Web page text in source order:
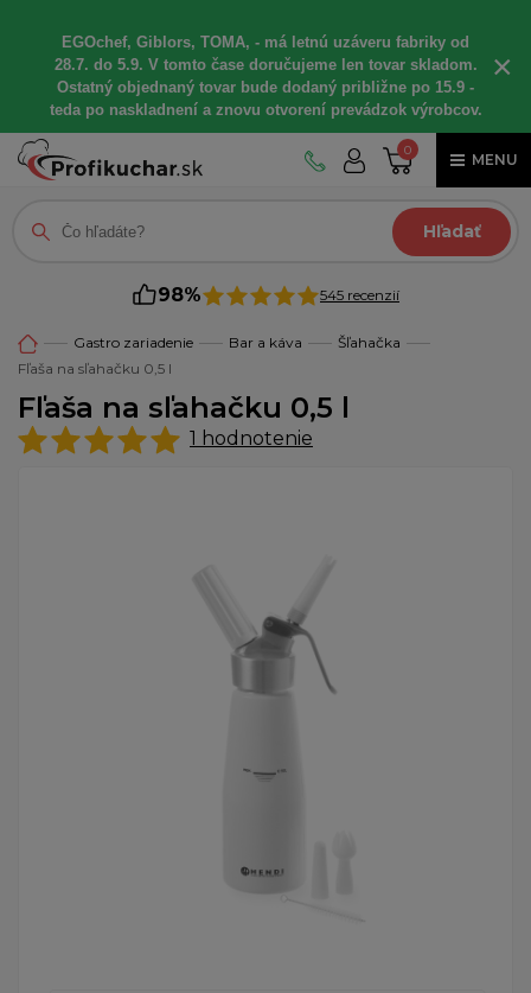
EGOchef, Giblors, TOMA, - má letnú uzáveru fabriky od
28.7. do 5.9. V tomto čase doručujeme len tovar skladom.
Ostatný objednaný tovar bude dodaný približne po 15.9 -
teda po naskladnení a znovu otvorení prevádzok výrobcov.
×
0
MENU
Hľadať
98% 545 recenzií
Gastro zariadenie Bar a káva
Šľahačka
Fľaša na sľahačku 0,5 l
Fľaša na sľahačku 0,5 l
1 hodnotenie